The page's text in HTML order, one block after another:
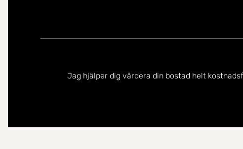
Jag hjälper dig värdera din bostad helt